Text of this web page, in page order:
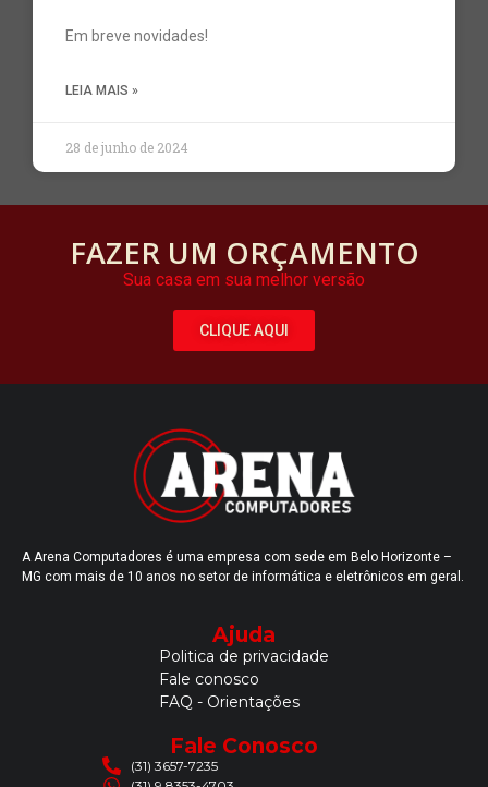
Em breve novidades!
LEIA MAIS »
28 de junho de 2024
FAZER UM ORÇAMENTO
Sua casa em sua melhor versão
CLIQUE AQUI
A Arena Computadores é uma empresa com sede em Belo Horizonte –
MG com mais de 10 anos no setor de informática e eletrônicos em geral.
Ajuda
Politica de privacidade
Fale conosco
FAQ - Orientações
Fale Conosco
(31) 3657-7235